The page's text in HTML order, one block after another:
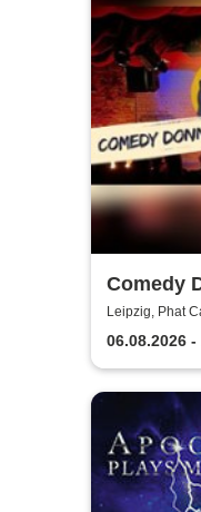
Comedy
Cat
Leipzig, Phat
06.08.2026 -